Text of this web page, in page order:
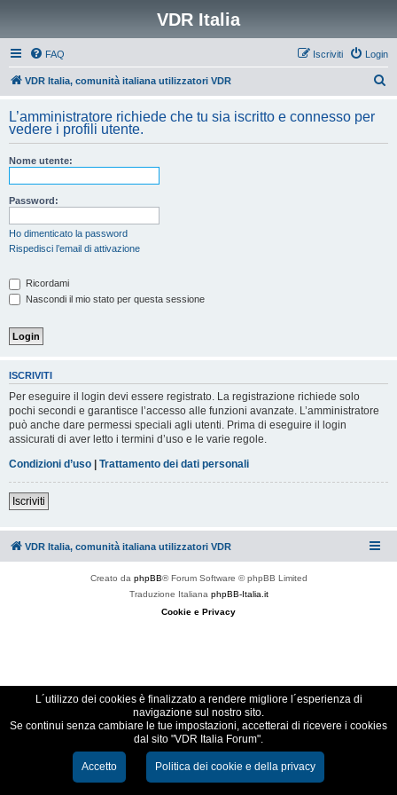
VDR Italia
FAQ Login
Iscriviti
VDR Italia, comunità italiana utilizzatori VDR
c
L’amministratore richiede che tu sia iscritto e connesso per
vedere i profili utente.
Nome utente:
Password:
Ho dimenticato la password
Rispedisci l’email di attivazione
Ricordami
Nascondi il mio stato per questa sessione
ISCRIVITI
Per eseguire il login devi essere registrato. La registrazione richiede solo
pochi secondi e garantisce l’accesso alle funzioni avanzate. L’amministratore
può anche dare permessi speciali agli utenti. Prima di eseguire il login
assicurati di aver letto i termini d’uso e le varie regole.
Condizioni d’uso | Trattamento dei dati personali
Iscriviti
VDR Italia, comunità italiana utilizzatori VDR
Creato da phpBB® Forum Software © phpBB Limited
Traduzione Italiana phpBB-Italia.it
Cookie e Privacy
L´utilizzo dei cookies è finalizzato a rendere migliore l´esperienza di
navigazione sul nostro sito.
Se continui senza cambiare le tue impostazioni, accetterai di ricevere i cookies
dal sito "VDR Italia Forum".
Accetto Politica dei cookie e della privacy